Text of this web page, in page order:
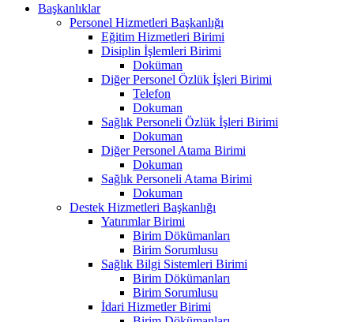
Başkanlıklar
Personel Hizmetleri Başkanlığı
Eğitim Hizmetleri Birimi
Disiplin İşlemleri Birimi
Doküman
Diğer Personel Özlük İşleri Birimi
Telefon
Dokuman
Sağlık Personeli Özlük İşleri Birimi
Dokuman
Diğer Personel Atama Birimi
Dokuman
Sağlık Personeli Atama Birimi
Dokuman
Destek Hizmetleri Başkanlığı
Yatırımlar Birimi
Birim Dökümanları
Birim Sorumlusu
Sağlık Bilgi Sistemleri Birimi
Birim Dökümanları
Birim Sorumlusu
İdari Hizmetler Birimi